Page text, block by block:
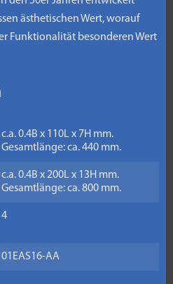
ästhetischen Wert, worauf
Funktionalität besonderen Wert
c.a. 0.4B x 110L x 7H mm.
Gesamtlänge: ca. 440 mm.
c.a. 0.4B x 200L x 13H mm.
Gesamtlänge: ca. 800 mm.
4
01EAS16-AA